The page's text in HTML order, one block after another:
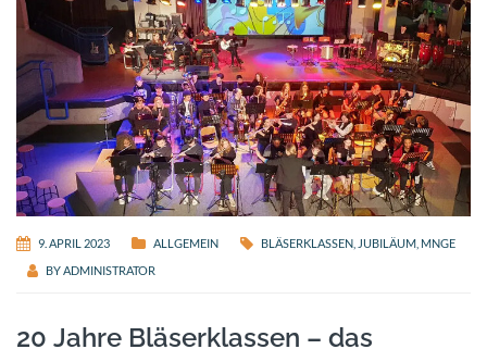
9. APRIL 2023 ALLGEMEIN BLÄSERKLASSEN JUBILÄUM MNGE
BYADMINISTRATOR
20 Jahre Bläserklassen – das